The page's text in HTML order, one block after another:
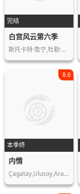
完结
白宫风云第六季
斯托卡特·詹宁,杜勒·希尔,艾莉森·珍…
本季终
8.6
内情
Çagatay,Ulusoy,Aras,Bulut,…